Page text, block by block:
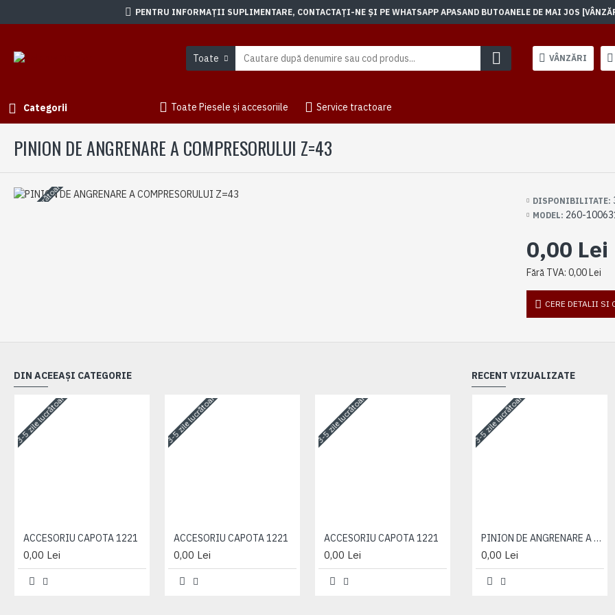
PENTRU INFORMAȚII SUPLIMENTARE, CONTACTAȚI-NE ȘI PE WHATSAPP APASAND BUTOANELE DE MAI JOS
Toate VÂNZĂRI
Categorii Toate Piesele și accesoriile Service tractoare
PINION DE ANGRENARE A COMPRESORULUI Z=43
3-5 zile lucrătoare DISPONIBILITATE:
MODEL: 260-
0,00 Lei
Fără TVA: 0,00 Lei
CERE DETALII SI
DIN ACEEAȘI CATEGORIE
3-5 zile lucrătoare
ACCESORIU CAPOTA 1221
0,00 Lei
3-5 zile lucrătoare
ACCESORIU CAPOTA 1221
0,00 Lei
3-5 zile lucrătoare
ACCESORIU CAPOTA 1221
0,00 Lei
3-5 zile lucrătoare
ACCESORIU CAPOTA 1221
0,00 Lei
RECENT VIZUALIZATE
3-5 zile lucrătoare
PINION DE ANGRENARE A COMPRESORULUI Z=43
0,00 Lei